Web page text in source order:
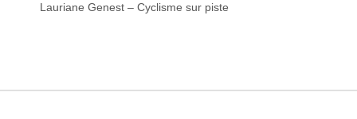
Lauriane Genest – Cyclisme sur piste